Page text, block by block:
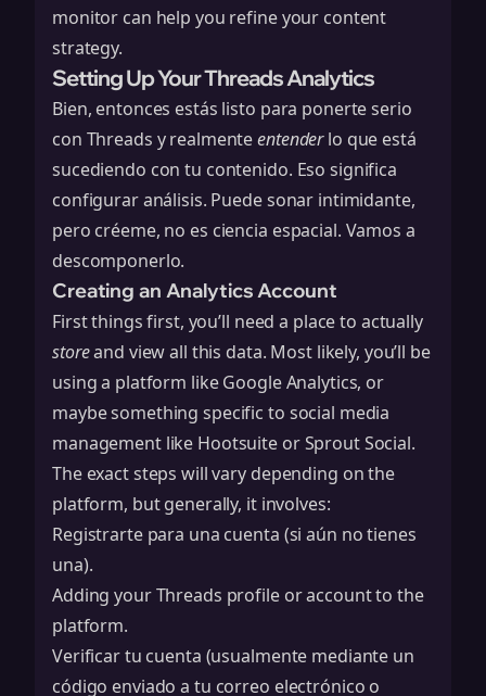
monitor can help you refine your content
strategy.
Setting Up Your Threads Analytics
Bien, entonces estás listo para ponerte serio
con Threads y realmenteentenderlo que está
sucediendo con tu contenido. Eso significa
configurar análisis. Puede sonar intimidante,
pero créeme, no es ciencia espacial. Vamos a
descomponerlo.
Creating an Analytics Account
First things first, you’ll need a place to actually
storeand view all this data. Most likely, you’ll be
using a platform like Google Analytics, or
maybe something specific to social media
management like Hootsuite or Sprout Social.
The exact steps will vary depending on the
platform, but generally, it involves:
Registrarte para una cuenta (si aún no tienes
una).
Adding your Threads profile or account to the
platform.
Verificar tu cuenta (usualmente mediante un
código enviado a tu correo electrónico o